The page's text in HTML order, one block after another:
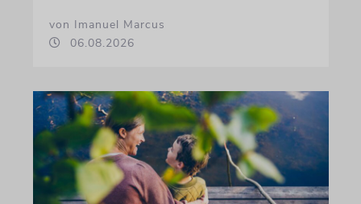
von Imanuel Marcus
06.08.2026